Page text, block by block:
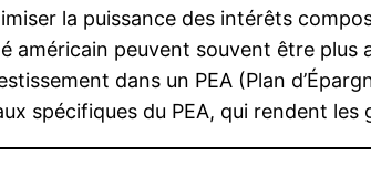
la puissance des intérêts
américain peuvent souvent être
dans un PEA (Plan
spécifiques du PEA, qui rendent